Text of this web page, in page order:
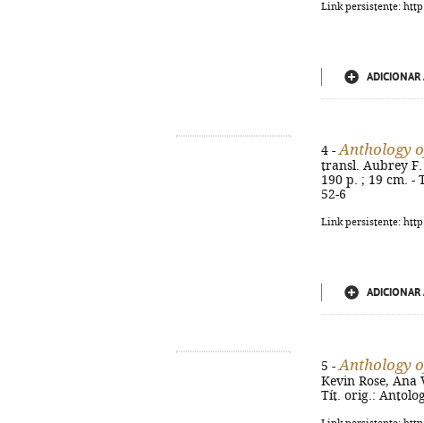
Link persistente:
ADICIONAR
4 - Anthology
transl. Aubrey F.
190 p. ; 19 cm. -
52-6
Link persistente:
ADICIONAR
5 - Anthology
Kevin Rose,
Tít. orig.: